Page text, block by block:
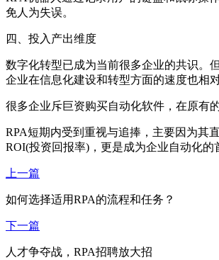
免人为失误。
四、投入产出维度
数字化转型已成为当前很多企业的共识。
企业在信息化建设和转型方面的速度也相对
很多企业斥巨资购买自动化软件，在原有
RPA短期内受到重视与追捧，主要因为其
ROI(投资回报率)，更是成为企业自动化的
上一篇
如何选择适用RPA的流程和任务？
下一篇
人才争夺战，RPA招聘放大招